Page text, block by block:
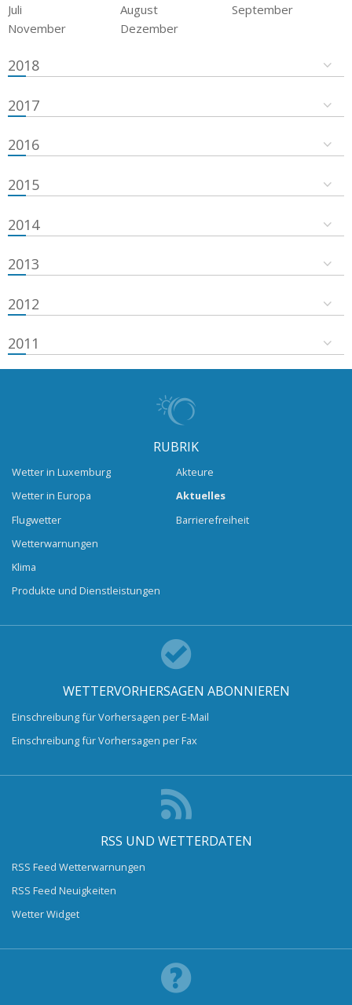
Juli
August
September
November
Dezember
2018
2017
2016
2015
2014
2013
2012
2011
RUBRIK
Wetter in Luxemburg
Wetter in Europa
Flugwetter
Wetterwarnungen
Klima
Produkte und Dienstleistungen
Akteure
Aktuelles
Barrierefreiheit
WETTERVORHERSAGEN ABONNIEREN
Einschreibung für Vorhersagen per E-Mail
Einschreibung für Vorhersagen per Fax
RSS UND WETTERDATEN
RSS Feed Wetterwarnungen
RSS Feed Neuigkeiten
Wetter Widget